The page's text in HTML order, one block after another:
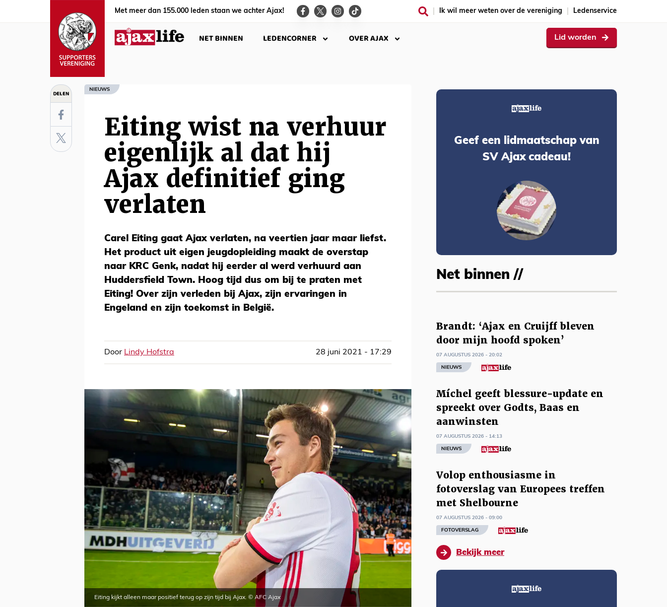
Met meer dan 155.000 leden staan we achter Ajax! Ik wil meer weten over de vereniging Ledenservice
NET BINNEN LEDENCORNER OVER AJAX Lid worden
DELEN NIEUWS
Eiting wist na verhuur
eigenlijk al dat hij
Ajax definitief ging
verlaten
Carel Eiting gaat Ajax verlaten, na veertien jaar maar liefst.
Het product uit eigen jeugdopleiding maakt de overstap
naar KRC Genk, nadat hij eerder al werd verhuurd aan
Huddersfield Town. Hoog tijd dus om bij te praten met
Eiting! Over zijn verleden bij Ajax, zijn ervaringen in
Engeland en zijn toekomst in België.
Door Lindy Hofstra 28 juni 2021 - 17:29
Eiting kijkt alleen maar positief terug op zijn tijd bij Ajax. © AFC Ajax
Geef een lidmaatschap van
SV Ajax cadeau!
Net binnen //
Brandt: ‘Ajax en Cruijff bleven
door mijn hoofd spoken’
07 AUGUSTUS 2026 - 20:02
NIEUWS
Míchel geeft blessure-update en
spreekt over Godts, Baas en
aanwinsten
07 AUGUSTUS 2026 - 14:13
NIEUWS
Volop enthousiasme in
fotoverslag van Europees treffen
met Shelbourne
07 AUGUSTUS 2026 - 09:00
FOTOVERSLAG
Bekijk meer